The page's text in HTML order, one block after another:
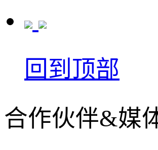
回到顶部
合作伙伴&媒